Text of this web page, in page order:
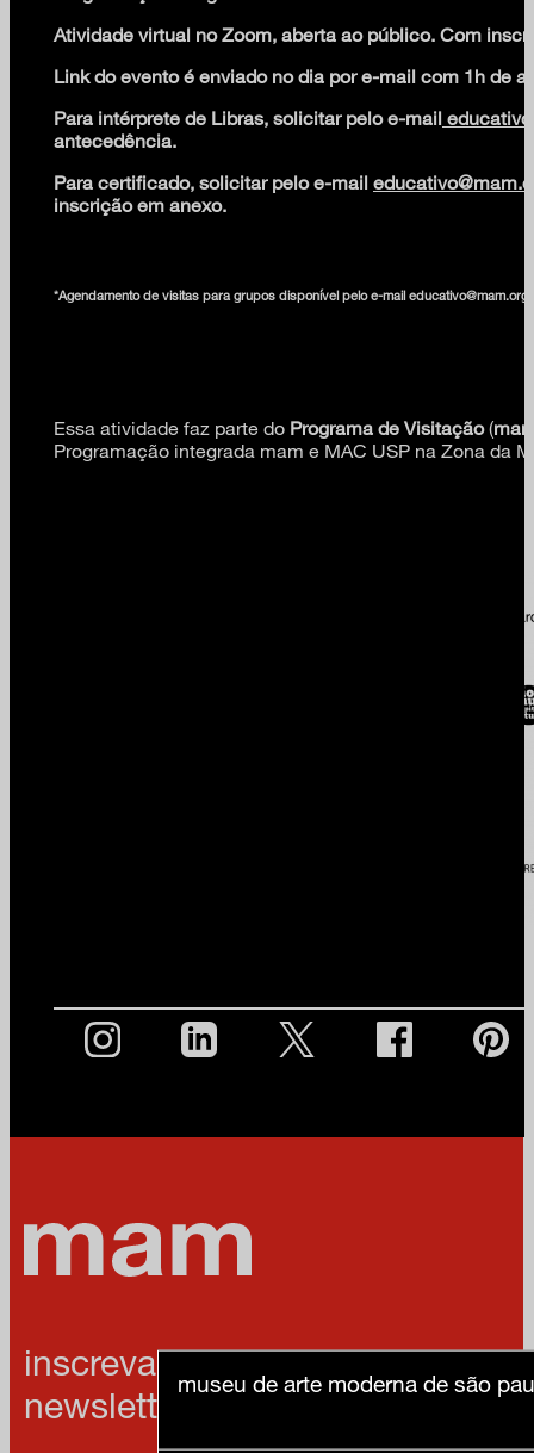
Atividade virtual no Zoom, aberta ao público. Com
Link do evento é enviado no dia por e-mail com 1h de
Para intérprete de Libras, solicitar pelo e-mail
antecedência.
Para certificado, solicitar pelo e-mail
inscrição em anexo.
*Agendamento de visitas para grupos disponível pelo e-mail
Essa atividade faz parte do Programa de Visitação(
Programação integrada mam e MAC USP na Zona da
inscreva-se na nossa
newsletter
museu de arte moderna de são